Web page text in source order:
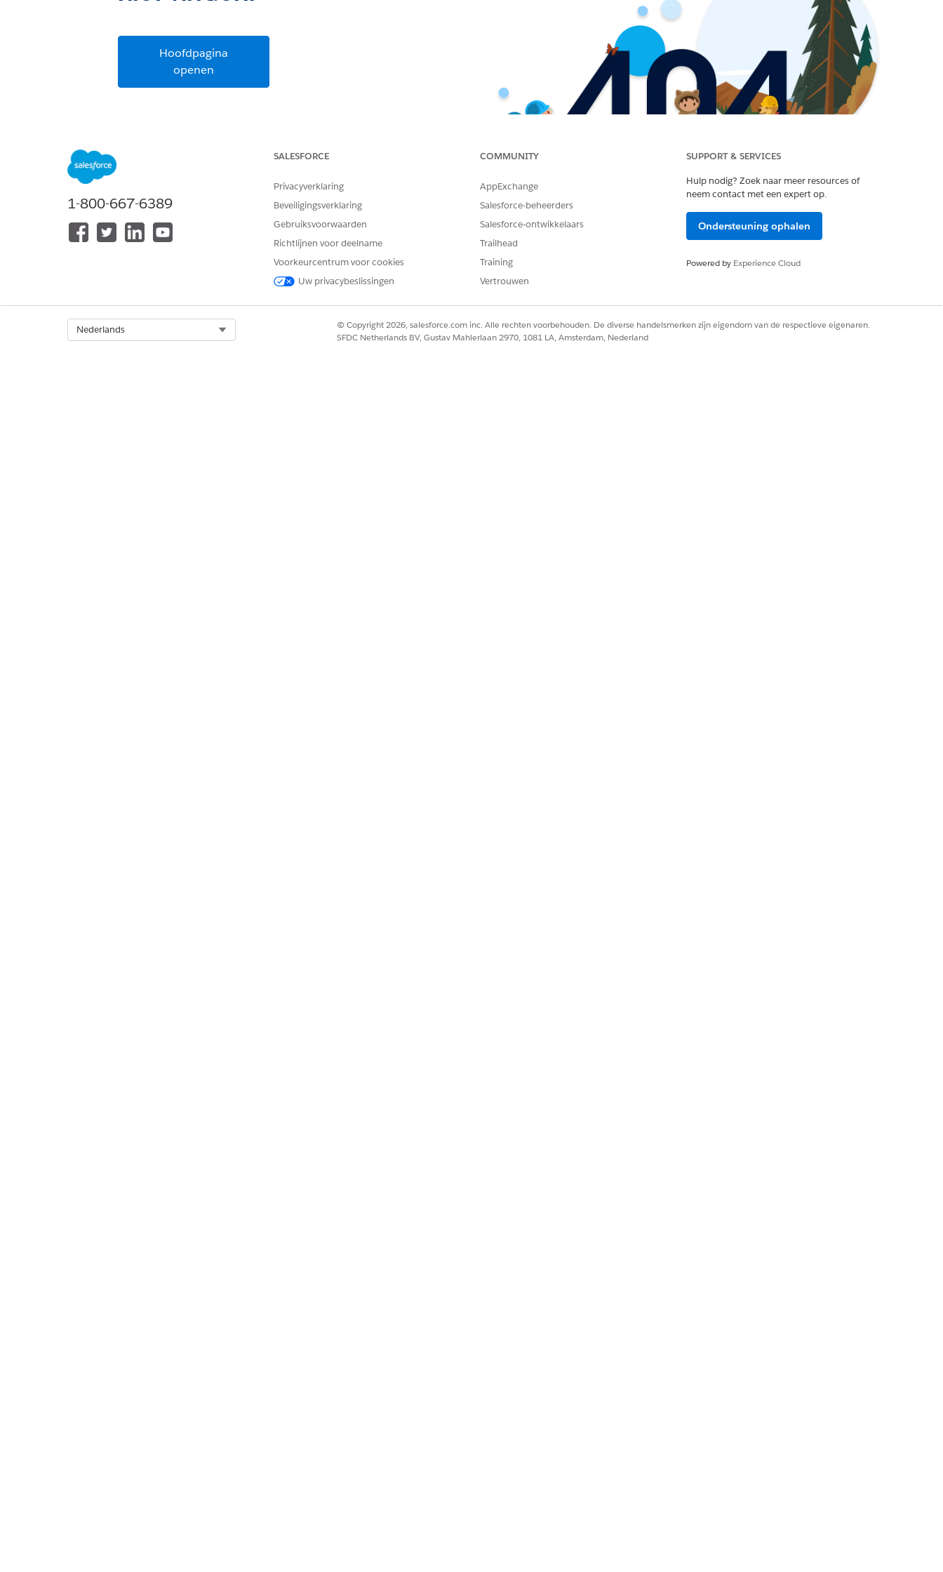
Hoofdpagina
openen
1-800-667-6389
SALESFORCE
Privacyverklaring
Beveiligingsverklaring
Gebruiksvoorwaarden
Richtlijnen voor deelname
Voorkeurcentrum voor cookies
Uw privacybeslissingen
COMMUNITY
AppExchange
Salesforce-beheerders
Salesforce-ontwikkelaars
Trailhead
Training
Vertrouwen
SUPPORT & SERVICES
Hulp nodig? Zoek naar meer resources of
neem contact met een expert op.
Ondersteuning ophalen
Powered by Experience Cloud
Nederlands
© Copyright 2026, salesforce.com inc. Alle rechten voorbehouden. De diverse handelsmerken zijn eigendom van de respectieve eigenaren.
SFDC Netherlands BV, Gustav Mahlerlaan 2970, 1081 LA, Amsterdam, Nederland